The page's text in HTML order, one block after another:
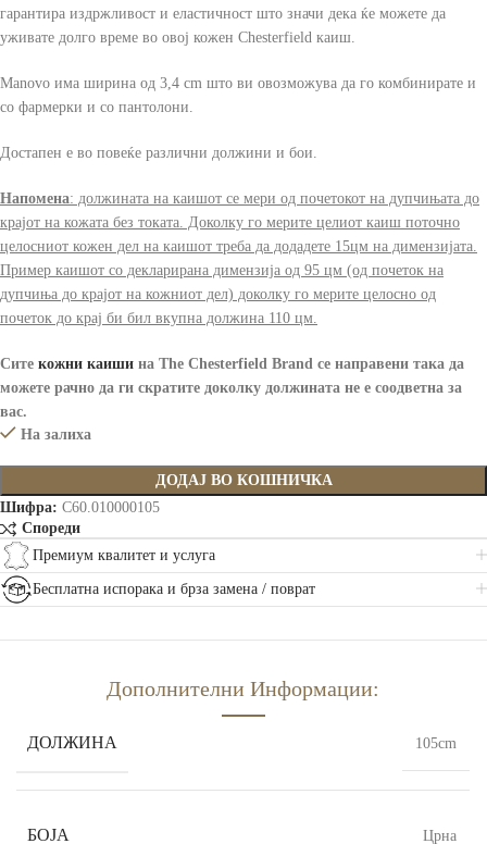
гарантира издржливост и еластичност што значи дека ќе можете да
уживате долго време во овој кожен Chesterfield каиш.
Manovo има ширина од 3,4 cm што ви овозможува да го комбинирате и
со фармерки и со пантолони.
Достапен е во повеќе различни должини и бои.
Напомена: должината на каишот се мери од почетокот на дупчињата до
крајот на кожата без токата. Доколку го мерите целиот каиш поточно
целосниот кожен дел на каишот треба да додадете 15цм на димензијата.
Пример каишот со декларирана димензија од 95 цм (од почеток на
дупчиња до крајот на кожниот дел) доколку го мерите целосно од
почеток до крај би бил вкупна должина 110 цм.
Сите кожни каиши на The Chesterfield Brand се направени така да
можете рачно да ги скратите доколку должината не е соодветна за
вас.
На залиха
ДОДАЈ ВО КОШНИЧКА
Шифра: C60.010000105
Спореди
Премиум квалитет и услуга
Бесплатна испорака и брза замена / поврат
Дополнителни Информации:
ДОЛЖИНА 105cm
БОЈА Црна